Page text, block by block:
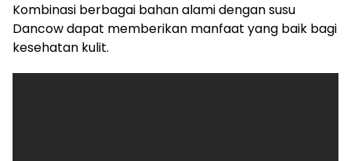
Kombinasi berbagai bahan alami dengan susu
Dancow dapat memberikan manfaat yang baik bagi
kesehatan kulit.